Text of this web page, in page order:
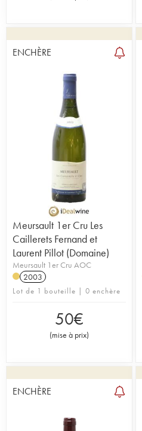
ENCHÈRE
Meursault 1er Cru Les
Caillerets Fernand et
Laurent Pillot (Domaine)
Meursault 1er Cru AOC
2003
Lot de 1 bouteille | 0 enchère
50€
(mise à prix)
ENCHÈRE